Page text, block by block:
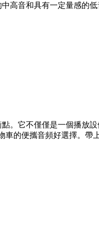
高音和具有一定量感的
。它不僅僅是一個播放
的便攜音頻好選擇。帶